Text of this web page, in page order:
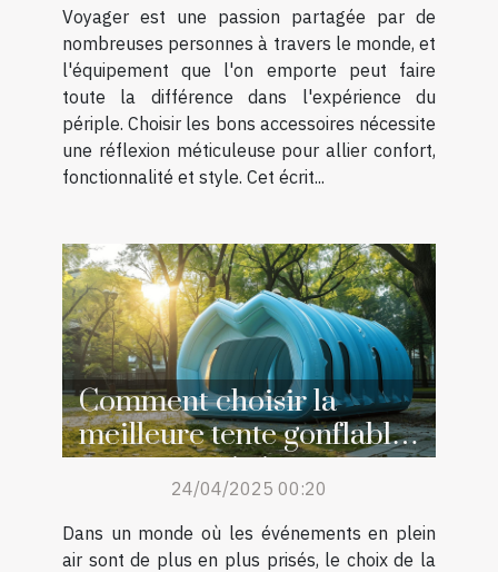
Voyager est une passion partagée par de
nombreuses personnes à travers le monde, et
l'équipement que l'on emporte peut faire
toute la différence dans l'expérience du
périple. Choisir les bons accessoires nécessite
une réflexion méticuleuse pour allier confort,
fonctionnalité et style. Cet écrit...
Comment choisir la
meilleure tente gonflable
pour votre événement
24/04/2025 00:20
Dans un monde où les événements en plein
air sont de plus en plus prisés, le choix de la